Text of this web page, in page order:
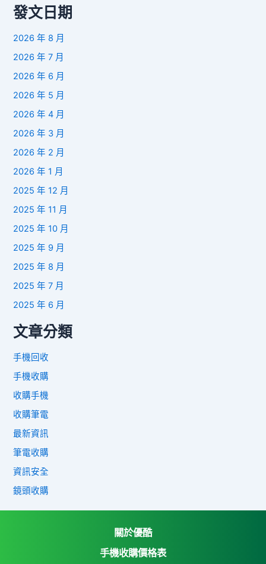
發文日期
2026 年 8 月
2026 年 7 月
2026 年 6 月
2026 年 5 月
2026 年 4 月
2026 年 3 月
2026 年 2 月
2026 年 1 月
2025 年 12 月
2025 年 11 月
2025 年 10 月
2025 年 9 月
2025 年 8 月
2025 年 7 月
2025 年 6 月
文章分類
手機回收
手機收購
收購手機
收購筆電
最新資訊
筆電收購
資訊安全
鏡頭收購
關於優酷
手機收購價格表